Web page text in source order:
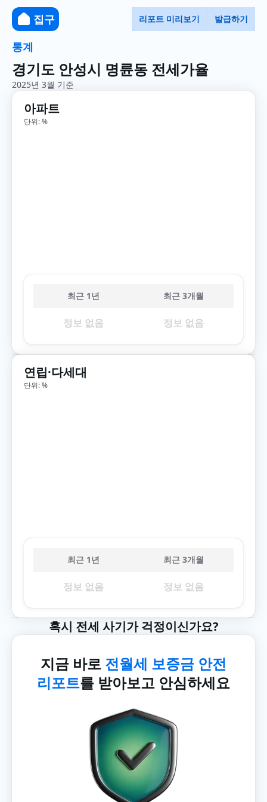
집구 리포트 미리보기 발급하기
통계
경기도 안성시 명륜동 전세가율
2025년 3월 기준
아파트
단위: %
최근 1년 최근 3개월
정보 없음 정보 없음
연립·다세대
단위: %
최근 1년 최근 3개월
정보 없음 정보 없음
혹시 전세 사기가 걱정이신가요?
지금 바로 전월세 보증금 안전
리포트를 받아보고 안심하세요